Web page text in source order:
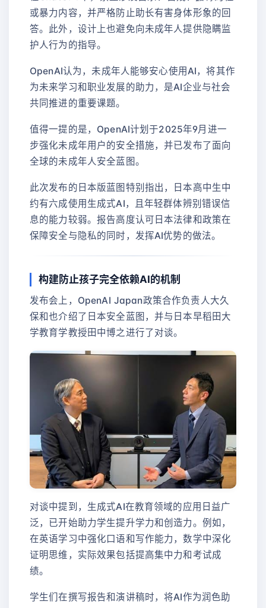
或暴力内容，并严格防止助长有害身体形象的回
答。此外，设计上也避免向未成年人提供隐瞒监
护人行为的指导。
OpenAI认为，未成年人能够安心使用AI，将其作
为未来学习和职业发展的助力，是AI企业与社会
共同推进的重要课题。
值得一提的是，OpenAI计划于2025年9月进一
步强化未成年用户的安全措施，并已发布了面向
全球的未成年人安全蓝图。
此次发布的日本版蓝图特别指出，日本高中生中
约有六成使用生成式AI，且年轻群体辨别错误信
息的能力较弱。报告高度认可日本法律和政策在
保障安全与隐私的同时，发挥AI优势的做法。
构建防止孩子完全依赖AI的机制
发布会上，OpenAI Japan政策合作负责人大久
保和也介绍了日本安全蓝图，并与日本早稻田大
学教育学教授田中博之进行了对谈。
对谈中提到，生成式AI在教育领域的应用日益广
泛，已开始助力学生提升学力和创造力。例如，
在英语学习中强化口语和写作能力，数学中深化
证明思维，实际效果包括提高集中力和考试成
绩。
学生们在撰写报告和演讲稿时，将AI作为润色助